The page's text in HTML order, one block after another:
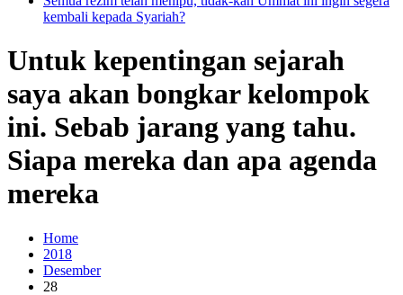
kembali kepada Syariah?
Untuk kepentingan sejarah
saya akan bongkar kelompok
ini. Sebab jarang yang tahu.
Siapa mereka dan apa agenda
mereka
Home
2018
Desember
28